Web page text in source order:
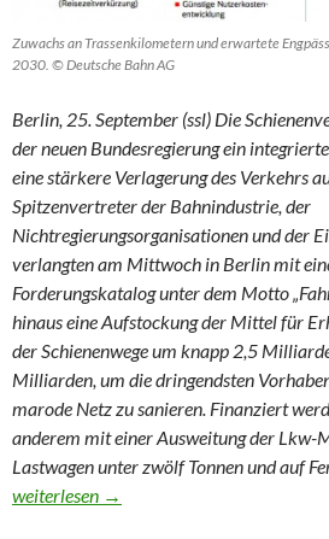
Zuwachs an Trassenkilometern und erwartete
2030. © Deutsche Bahn AG
Berlin, 25. September (ssl) Die
der neuen Bundesregierung ein
eine stärkere Verlagerung des Verkehrs
Spitzenvertreter der Bahnindustrie, der
Nichtregierungsorganisationen und der
verlangten am Mittwoch in Berlin mit
Forderungskatalog unter dem Motto
hinaus eine Aufstockung der Mittel für
der Schienenwege um knapp 2,5
Milliarden, um die dringendsten
marode Netz zu sanieren. Finanziert
anderem mit einer Ausweitung der Lkw-
Lastwagen unter zwölf Tonnen und auf
Schienenbranche fordert
weiterlesen →